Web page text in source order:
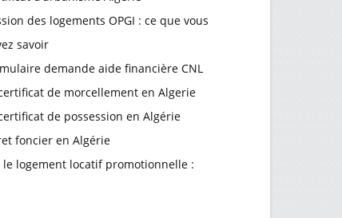
des logements OPGI : ce que vous
savoir
demande aide financière CNL
de morcellement en Algerie
de possession en Algérie
foncier en Algérie
le logement locatif promotionnelle :